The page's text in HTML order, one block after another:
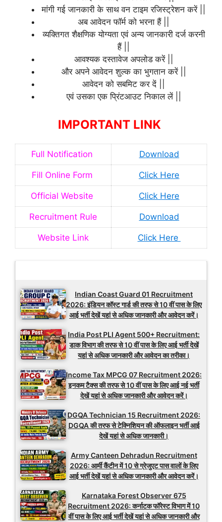
मांगी गई जानकारी के साथ वन टाइम रजिस्ट्रेशन करें ||
अब आवेदन फॉर्म को भरना हैं ||
व्यक्तिगत शैक्षणिक योग्यता एवं अन्य जानकारी दर्ज करनी
हैं ||
आवश्यक दस्तावेज अपलोड करें ||
और अपने आवेदन शुल्क का भुगतान करें ||
आवेदन को सबमिट कर दें ||
एवं उसका एक प्रिंटआउट निकाल लें ||
IMPORTANT LINK
Full Notification Download
Fill Online Form Click Here
Official Website Click Here
Recruitment Rule Download
Website Link Click Here
Indian Coast Guard 01 Recruitment
2026: इंडियन कॉस्ट गार्ड की तरफ से 10 वीं पास के लिए
आई भर्ती देखें यहां से अधिक जानकारी और आवेदन करें।
India Post PLI Agent 500+ Recruitment:
डाक विभाग की तरफ से 10 वीं पास के लिए आई भर्ती देखें
यहां से अधिक जानकारी और आवेदन का तरीका।
Income Tax MPCG 07 Recruitment 2026:
इनकम टैक्स की तरफ से 10 वीं पास के लिए आई नई भर्ती
देखें यहां से अधिक जानकारी और आवेदन करें।
DGQA Technician 15 Recruitment 2026:
DGQA की तरफ से टेक्निशियन की ऑफलाइन भर्ती आई
देखें यहां से अधिक जानकारी।
Army Canteen Dehradun Recruitment
2026: आर्मी कैंटीन में 10 से ग्रेजुएट पास वालों के लिए
आई भर्ती देखें यहां से अधिक जानकारी और आवेदन करें।
Karnataka Forest Observer 675
Recruitment 2026: कर्नाटक फॉरेस्ट विभाग में 10
वीं पास के लिए आई भर्ती देखें यहां से अधिक जानकारी और